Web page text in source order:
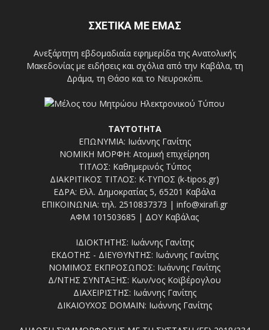
ΣΧΕΤΙΚΑ ΜΕ ΕΜΑΣ
Ανεξάρτητη εβδομαδιαία εφημερίδα της Ανατολικής
Μακεδονίας με ειδήσεις και σχόλια από την Καβάλα, τη
Δράμα, τη Θάσο και το Νευροκόπι.
ΤΑΥΤΟΤΗΤΑ
ΕΠΩΝΥΜΙΑ: Ιωάννης Γανίτης
ΝΟΜΙΚΗ ΜΟΡΦΗ: Ατομική επιχείρηση
ΤΙΤΛΟΣ: Καθημερινός Τύπος
ΔΙΑΚΡΙΤΙΚΟΣ ΤΙΤΛΟΣ: Κ-ΤΥΠΟΣ (k-tipos.gr)
ΕΔΡΑ: Ελλ. Δημοκρατίας 5, 65201 Καβάλα
ΕΠΙΚΟΙΝΩΝΙΑ: τηλ. 2510837373 | info@xirafi.gr
ΑΦΜ 101503685 | ΔΟΥ Καβάλας
ΙΔΙΟΚΤΗΤΗΣ: Ιωάννης Γανίτης
ΕΚΔΟΤΗΣ - ΔΙΕΥΘΥΝΤΗΣ: Ιωάννης Γανίτης
ΝΟΜΙΜΟΣ ΕΚΠΡΟΣΩΠΟΣ: Ιωάννης Γανίτης
Δ/ΝΤΗΣ ΣΥΝΤΑΞΗΣ: Κων/νος Κοϊβέρογλου
ΔΙΑΧΕΙΡΙΣΤΗΣ: Ιωάννης Γανίτης
ΔΙΚΑΙΟΥΧΟΣ DOMAIN: Ιωάννης Γανίτης